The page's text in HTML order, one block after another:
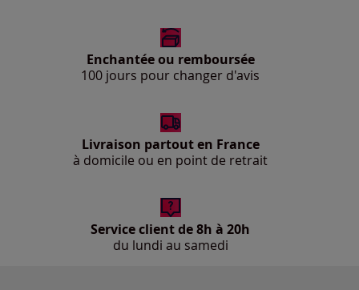
Enchantée ou remboursée
100 jours pour changer d'avis
Livraison partout en France
à domicile ou en point de retrait
Service client de 8h à 20h
du lundi au samedi